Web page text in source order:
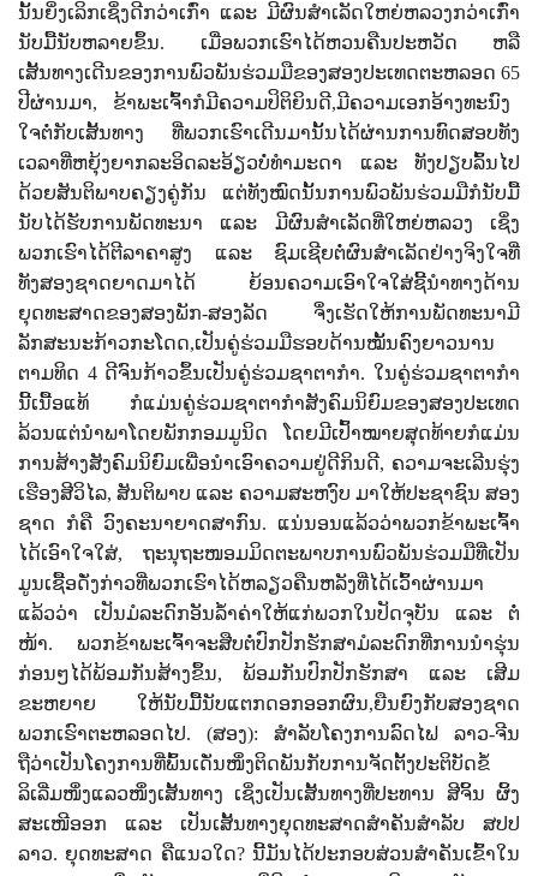
ນັ້ນຍິ່ງເລິກເຊິ່ງດີກວ່າເກົ່າ ແລະ ມີຜົນສໍາເລັດໃຫຍ່ຫລວງກວ່າເກົ່າ
ນັບມື້ນັບຫລາຍຂຶ້ນ. ເມື່ອພວກເຮົາໄດ້ຫວນຄືນປະຫວັດ ຫລື
ເສັ້ນທາງເດີນຂອງການພົວພັນຮ່ວມມືຂອງສອງປະເທດຕະຫລອດ 65
ປີຜ່ານມາ, ຂ້າພະເຈົ້າກໍມີຄວາມປິຕິຍິນດີ,ມີຄວາມເອກອ້າງທະນົງ
ໃຈຕໍ່ກັບເສັ້ນທາງ ທີ່ພວກເຮົາເດີນມານັ້ນໄດ້ຜ່ານການທົດສອບທັງ
ເວລາທີ່ຫຍຸ້ງຍາກລະອິດລະອ້ຽວບໍ່ທໍາມະດາ ແລະ ທັງປຽບລົ້ນໄປ
ດ້ວຍສັນຕິພາບຄຽງຄູ່ກັນ ແຕ່ທັງໝົດນັ້ນການພົວພັນຮ່ວມມືກໍນັບມື້
ນັບໄດ້ຮັບການພັດທະນາ ແລະ ມີຜົນສໍາເລັດທີ່ໃຫຍ່ຫລວງ ເຊິ່ງ
ພວກເຮົາໄດ້ຕີລາຄາສູງ ແລະ ຊົມເຊີຍຕໍ່ຜົນສໍາເລັດຢ່າງຈິງໃຈທີ່
ທັງສອງຊາດຍາດມາໄດ້ ຍ້ອນຄວາມເອົາໃຈໃສ່ຊີ້ນໍາທາງດ້ານ
ຍຸດທະສາດຂອງສອງພັກ-ສອງລັດ ຈຶ່ງເຮັດໃຫ້ການພັດທະນາມີ
ລັກສະນະກ້າວກະໂດດ,ເປັນຄູ່ຮ່ວມມືຮອບດ້ານໝັ້ນຄົງຍາວນານ
ຕາມທິດ 4ດີຈົນກ້າວຂຶ້ນເປັນຄູ່ຮ່ວມຊາຕາກໍາ. ໃນຄູ່ຮ່ວມຊາຕາກໍາ
ນີ້ເນື້ອແທ້ ກໍແມ່ນຄູ່ຮ່ວມຊາຕາກໍາສັງຄົມນິຍົມຂອງສອງປະເທດ
ລ້ວນແຕ່ນໍາພາໂດຍພັກກອມມູນິດ ໂດຍມີເປົ້າໝາຍສຸດທ້າຍກໍແມ່ນ
ການສ້າງສັງຄົມນິຍົມເພື່ອນໍາເອົາຄວາມຢູ່ດີກິນດີ, ຄວາມຈະເລີນຮຸ່ງ
ເຮືອງສີວິໄລ,ສັນຕິພາບ ແລະ ຄວາມສະຫງົບ ມາໃຫ້ປະຊາຊົນ ສອງ
ຊາດ ກໍຄື ວົງຄະນາຍາດສາກົນ. ແນ່ນອນແລ້ວວ່າພວກຂ້າພະເຈົ້າ
ໄດ້ເອົາໃຈໃສ່, ຖະນຸຖະໜອມມິດຕະພາບການພົວພັນຮ່ວມມືທີ່ເປັນ
ມູນເຊື້ອດັ່ງກ່າວທີ່ພວກເຮົາໄດ້ຫລຽວຄືນຫລັງທີ່ໄດ້ເວົ້າຜ່ານມາ
ແລ້ວວ່າ ເປັນມໍລະດົກອັນລໍ້າຄ່າໃຫ້ແກ່ພວກໃນປັດຈຸບັນ ແລະ ຕໍ່
ໜ້າ. ພວກຂ້າພະເຈົ້າຈະສືບຕໍ່ປົກປັກຮັກສາມໍລະດົກທີ່ການນໍາຮຸ່ນ
ກ່ອນໆໄດ້ພ້ອມກັນສ້າງຂຶ້ນ, ພ້ອມກັນປົກປັກຮັກສາ ແລະ ເສີມ
ຂະຫຍາຍ ໃຫ້ນັບມື້ນັບແຕກດອກອອກຜົນ,ຍືນຍົງກັບສອງຊາດ
ພວກເຮົາຕະຫລອດໄປ. (ສອງ): ສໍາລັບໂຄງການລົດໄຟ ລາວ-ຈີນ
ຖືວ່າເປັນໂຄງການທີ່ພົ້ນເດັ່ນໜຶ່ງຕິດພັນກັບການຈັດຕັ້ງປະຕິບັດຂໍ້
ລິເລີ່ມໜຶ່ງແລວໜຶ່ງເສັ້ນທາງ ເຊິ່ງເປັນເສັ້ນທາງທີ່ປະທານ ສີຈິ້ນ ຜິ້ງ
ສະເໜີອອກ ແລະ ເປັນເສັ້ນທາງຍຸດທະສາດສໍາຄັນສໍາລັບ ສປປ
ລາວ. ຍຸດທະສາດ ຄືແນວໃດ? ນີ້ມັນໄດ້ປະກອບສ່ວນສໍາຄັນເຂົ້າໃນ